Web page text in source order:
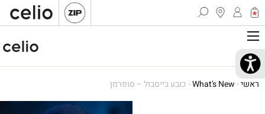
ראשי-
What's New
- כובע בייסבול – סופרמן